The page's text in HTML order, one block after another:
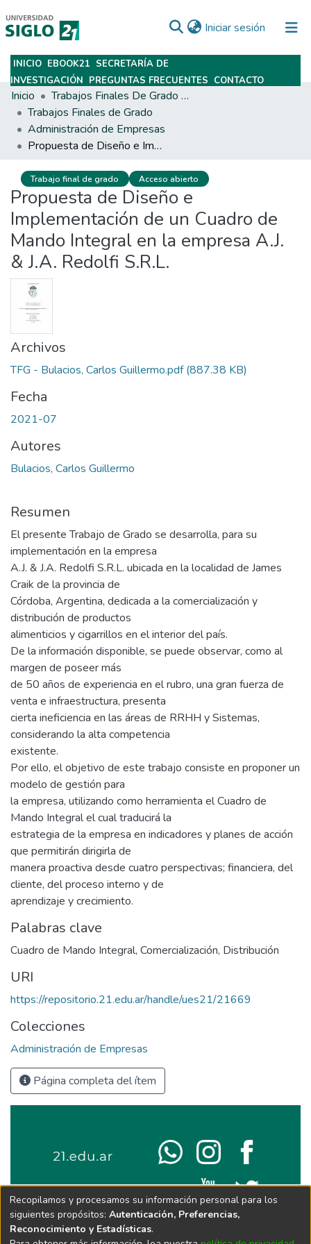
Iniciar sesión (current)
Subir
INICIO EBOOK21 SECRETARÍA DE
INVESTIGACIÓN PREGUNTAS FRECUENTES CONTACTO
Inicio
Trabajos Finales De Grado Y Posgrado
Trabajos Finales de Grado
Administración de Empresas
Propuesta de Diseño e Implementación de un Cuadro de Mando Integral en la empresa A.J. & J.A. Redolfi S.R.L.
Trabajo final de grado Acceso abierto
Propuesta de Diseño e
Implementación de un Cuadro de
Mando Integral en la empresa A.J.
& J.A. Redolfi S.R.L.
Archivos
TFG - Bulacios, Carlos Guillermo.pdf(887.38 KB)
Fecha
2021-07
Autores
Bulacios, Carlos Guillermo
Resumen
El presente Trabajo de Grado se desarrolla, para su
implementación en la empresa
A.J. & J.A. Redolfi S.R.L. ubicada en la localidad de James
Craik de la provincia de
Córdoba, Argentina, dedicada a la comercialización y
distribución de productos
alimenticios y cigarrillos en el interior del país.
De la información disponible, se puede observar, como al
margen de poseer más
de 50 años de experiencia en el rubro, una gran fuerza de
venta e infraestructura, presenta
cierta ineficiencia en las áreas de RRHH y Sistemas,
considerando la alta competencia
existente.
Por ello, el objetivo de este trabajo consiste en proponer un
modelo de gestión para
la empresa, utilizando como herramienta el Cuadro de
Mando Integral el cual traducirá la
estrategia de la empresa en indicadores y planes de acción
que permitirán dirigirla de
manera proactiva desde cuatro perspectivas; financiera, del
cliente, del proceso interno y de
aprendizaje y crecimiento.
Palabras clave
Cuadro de Mando Integral, Comercialización, Distribución
URI
https://repositorio.21.edu.ar/handle/ues21/21669
Colecciones
Administración de Empresas
Página completa del ítem
Recopilamos y procesamos su información personal para los
siguientes propósitos: Autenticación, Preferencias,
Reconocimiento y Estadísticas.